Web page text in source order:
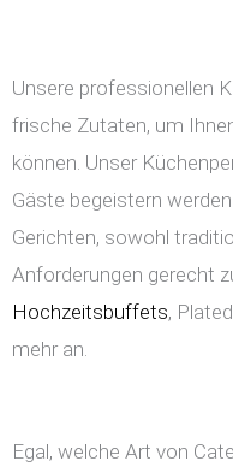
Unsere professionellen
frische Zutaten, um
können. Unser
Gäste begeistern
Gerichten, sowohl
Anforderungen gerecht
Hochzeitsbuffets,
mehr an.
Egal, welche Art von